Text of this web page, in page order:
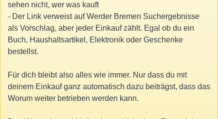
sehen nicht, wer was kauft
- Der Link verweist auf Werder Bremen Suchergebnisse
als Vorschlag, aber jeder Einkauf zählt. Egal ob du ein
Buch, Haushaltsartikel, Elektronik oder Geschenke
bestellst.
Für dich bleibt also alles wie immer. Nur dass du mit
deinem Einkauf ganz automatisch dazu beiträgst, dass das
Worum weiter betrieben werden kann.